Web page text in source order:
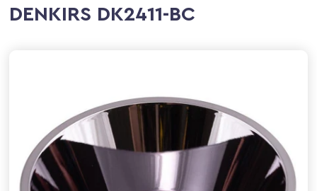
DENKIRS DK2411-BC